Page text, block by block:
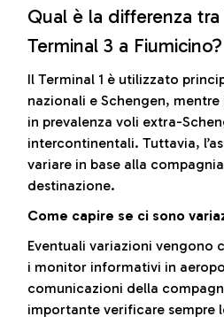
Qual è la differenza tra
Terminal 3 a Fiumicino?
Il Terminal 1 è utilizzato
nazionali e Schengen,
in prevalenza voli extra-
intercontinentali. Tuttavia,
variare in base alla
destinazione.
Come capire se ci sono
Eventuali variazioni vengono
i monitor informativi in
comunicazioni della
importante verificare sempre